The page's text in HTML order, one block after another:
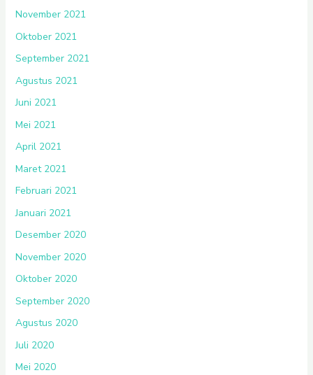
November 2021
Oktober 2021
September 2021
Agustus 2021
Juni 2021
Mei 2021
April 2021
Maret 2021
Februari 2021
Januari 2021
Desember 2020
November 2020
Oktober 2020
September 2020
Agustus 2020
Juli 2020
Mei 2020